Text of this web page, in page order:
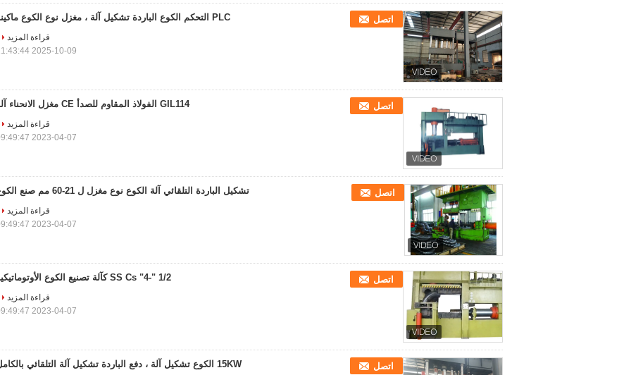
PLC التحكم الكوع الباردة تشكيل آلة ، مغزل نوع الكوع ماكينة اتصل
قراءة المزيد
2025-10-09 11:43:44
GIL114 الفولاذ المقاوم للصدأ CE مغزل الانحناء آلة اتصل
قراءة المزيد
2023-04-07 09:49:47
تشكيل الباردة التلقائي آلة الكوع نوع مغزل ل 21-60 مم صنع الكوع اتصل
قراءة المزيد
2023-04-07 09:49:47
1/2 "-4" SS Cs كآلة تصنيع الكوع الأوتوماتيكية اتصل
قراءة المزيد
2023-04-07 09:49:47
15KW الكوع تشكيل آلة ، دفع الباردة تشكيل آلة التلقائي بالكامل اتصل